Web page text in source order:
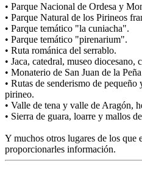
• Parque Nacional de Ordesa y
• Parque Natural de los Pirineos
• Parque temático "la cuniacha".
• Parque temático "pirenarium".
• Ruta románica del serrablo.
• Jaca, catedral, museo diocesano,
• Monaterio de San Juan de la
• Rutas de senderismo de
pirineo.
• Valle de tena y valle de Aragón,
• Sierra de guara, loarre y mallos
Y muchos otros lugares de los que
proporcionarles información.